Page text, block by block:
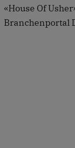
«House Of
Branchenportal